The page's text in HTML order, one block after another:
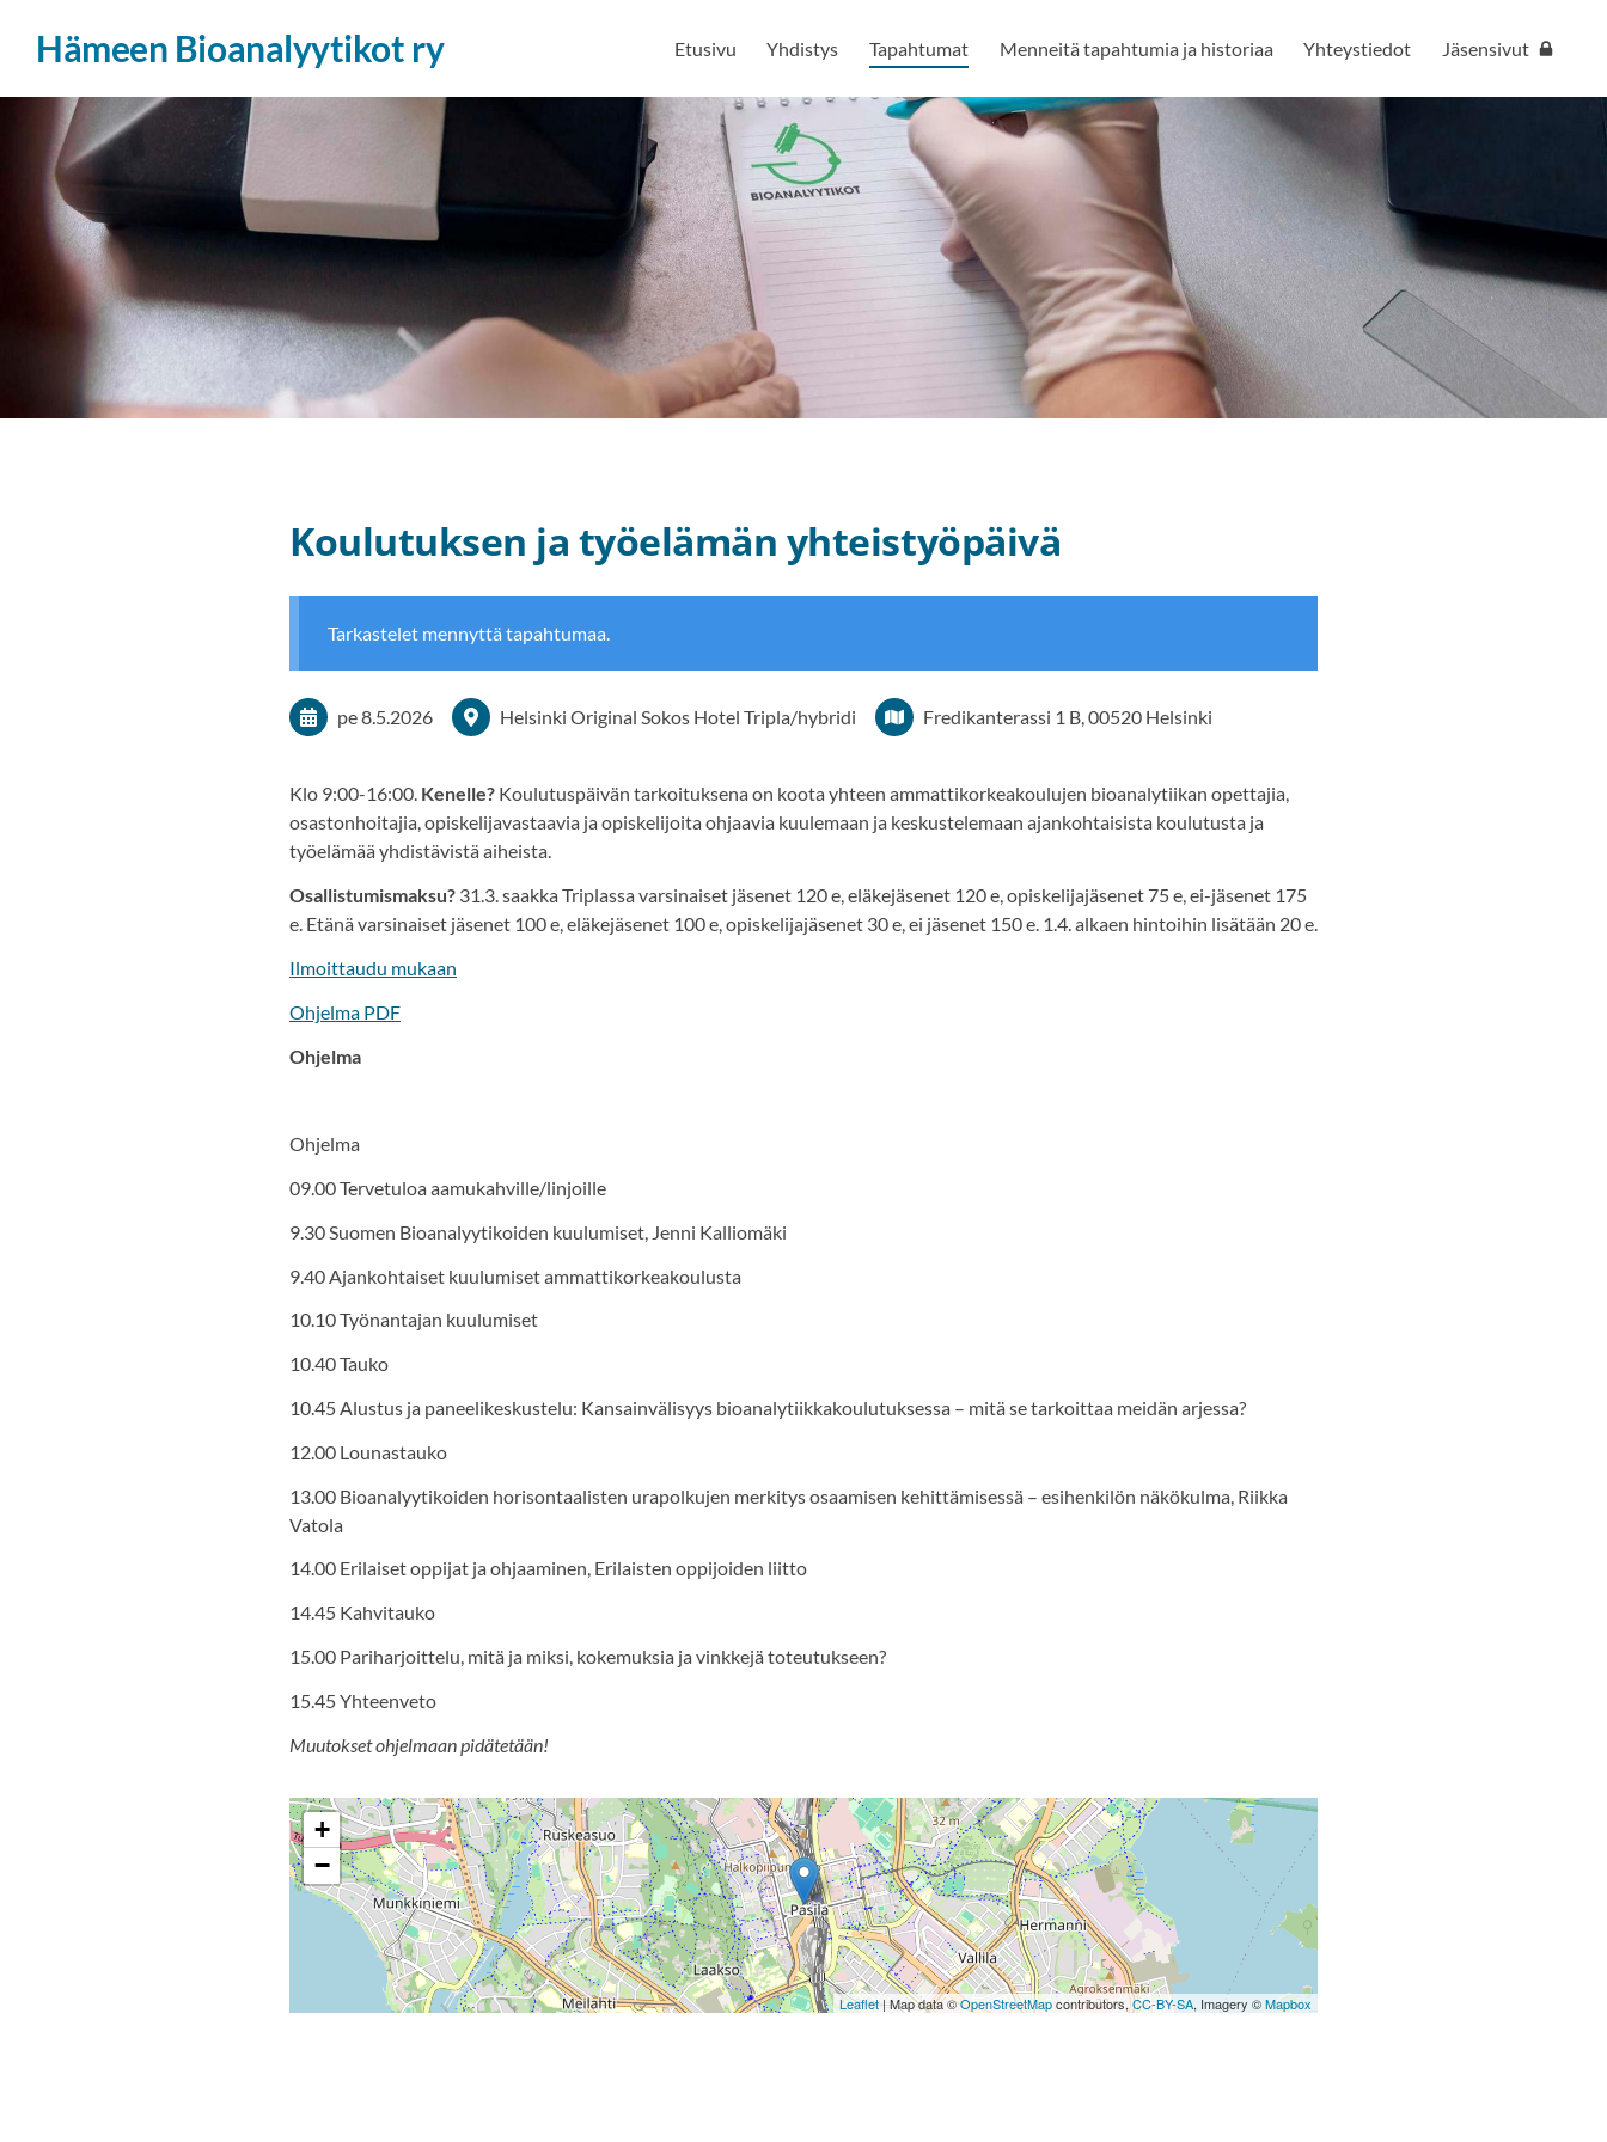
sivunHämeen Bioanalyytikot ry Etusivu Yhdistys Tapahtumat Menneitä tapahtumia ja historiaa Yhteystiedot Jäsensivut
Koulutuksen ja työelämän yhteistyöpäivä
Tarkastelet mennyttä tapahtumaa.
pe 8.5.2026 Helsinki Original Sokos Hotel Tripla/hybridi Fredikanterassi 1 B, 00520 Helsinki
Klo 9:00-16:00. Kenelle? Koulutuspäivän tarkoituksena on koota yhteen ammattikorkeakoulujen bioanalytiikan opettajia,
osastonhoitajia, opiskelijavastaavia ja opiskelijoita ohjaavia kuulemaan ja keskustelemaan ajankohtaisista koulutusta ja
työelämää yhdistävistä aiheista.
Osallistumismaksu? 31.3. saakka Triplassa varsinaiset jäsenet 120 e, eläkejäsenet 120 e, opiskelijajäsenet 75 e, ei-jäsenet 175
e. Etänä varsinaiset jäsenet 100 e, eläkejäsenet 100 e, opiskelijajäsenet 30 e, ei jäsenet 150 e. 1.4. alkaen hintoihin lisätään 20 e.
Ilmoittaudu mukaan
Ohjelma PDF
Ohjelma
Ohjelma
09.00 Tervetuloa aamukahville/linjoille
9.30 Suomen Bioanalyytikoiden kuulumiset, Jenni Kalliomäki
9.40 Ajankohtaiset kuulumiset ammattikorkeakoulusta
10.10 Työnantajan kuulumiset
10.40 Tauko
10.45 Alustus ja paneelikeskustelu: Kansainvälisyys bioanalytiikkakoulutuksessa – mitä se tarkoittaa meidän arjessa?
12.00 Lounastauko
13.00 Bioanalyytikoiden horisontaalisten urapolkujen merkitys osaamisen kehittämisessä – esihenkilön näkökulma, Riikka
Vatola
14.00 Erilaiset oppijat ja ohjaaminen, Erilaisten oppijoiden liitto
14.45 Kahvitauko
15.00 Pariharjoittelu, mitä ja miksi, kokemuksia ja vinkkejä toteutukseen?
15.45 Yhteenveto
Muutokset ohjelmaan pidätetään!
+
−
Leaflet| Map data ©OpenStreetMapcontributors,CC-BY-SA, Imagery ©Mapbox